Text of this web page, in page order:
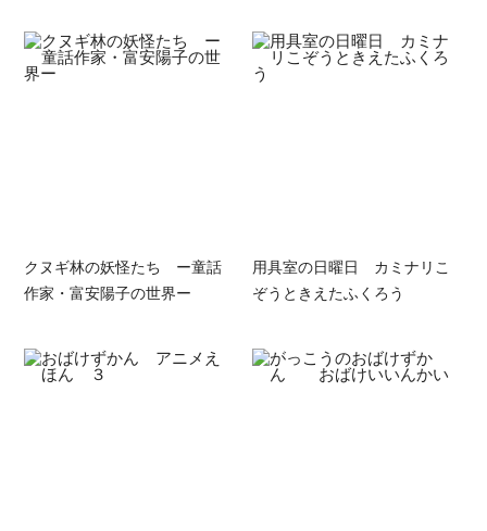
クヌギ林の妖怪たち ー童話
作家・富安陽子の世界ー
用具室の日曜日 カミナリこ
ぞうときえたふくろう